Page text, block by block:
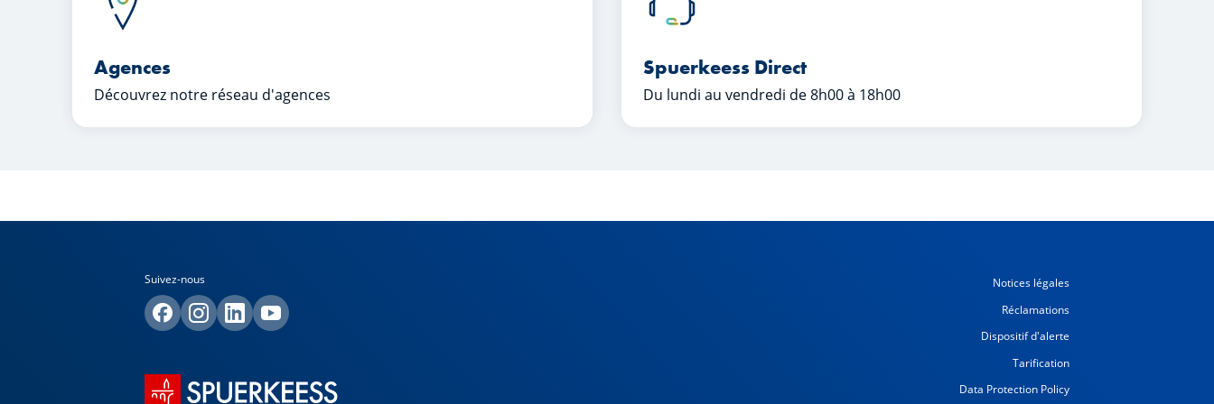
Agences
Découvrez notre réseau d'agences
Spuerkeess Direct
Du lundi au vendredi de 8h00 à 18h00
Suivez-nous
Notices légales
Réclamations
Dispositif d'alerte
Tarification
Data Protection Policy